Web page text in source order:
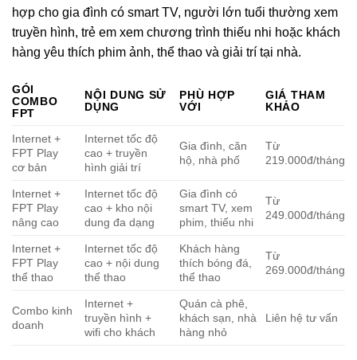
hợp cho gia đình có smart TV, người lớn tuổi thường xem
truyền hình, trẻ em xem chương trình thiếu nhi hoặc khách
hàng yêu thích phim ảnh, thể thao và giải trí tại nhà.
GÓI
COMBO
FPT
NỘI DUNG SỬ
DỤNG
PHÙ HỢP
VỚI
GIÁ THAM
KHẢO
Internet +
FPT Play
cơ bản
Internet tốc độ
cao + truyền
hình giải trí
Gia đình, căn
hộ, nhà phố
Từ
219.000đ/tháng
Internet +
FPT Play
nâng cao
Internet tốc độ
cao + kho nội
dung đa dạng
Gia đình có
smart TV, xem
phim, thiếu nhi
Từ
249.000đ/tháng
Internet +
FPT Play
thể thao
Internet tốc độ
cao + nội dung
thể thao
Khách hàng
thích bóng đá,
thể thao
Từ
269.000đ/tháng
Combo kinh
doanh
Internet +
truyền hình +
wifi cho khách
Quán cà phê,
khách sạn, nhà
hàng nhỏ
Liên hệ tư vấn